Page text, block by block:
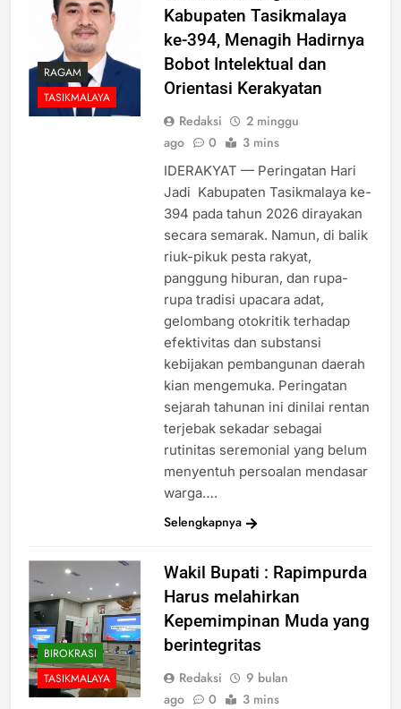
RAGAM
TASIKMALAYA
Kabupaten Tasikmalaya
ke-394, Menagih Hadirnya
Bobot Intelektual dan
Orientasi Kerakyatan
Redaksi
2 minggu
ago
0 3 mins
IDERAKYAT — Peringatan Hari
Jadi Kabupaten Tasikmalaya ke-
394 pada tahun 2026 dirayakan
secara semarak. Namun, di balik
riuk-pikuk pesta rakyat,
panggung hiburan, dan rupa-
rupa tradisi upacara adat,
gelombang otokritik terhadap
efektivitas dan substansi
kebijakan pembangunan daerah
kian mengemuka. Peringatan
sejarah tahunan ini dinilai rentan
terjebak sekadar sebagai
rutinitas seremonial yang belum
menyentuh persoalan mendasar
warga….
Selengkapnya
BIROKRASI
TASIKMALAYA
Wakil Bupati : Rapimpurda
Harus melahirkan
Kepemimpinan Muda yang
berintegritas
Redaksi
9 bulan
ago
0 3 mins